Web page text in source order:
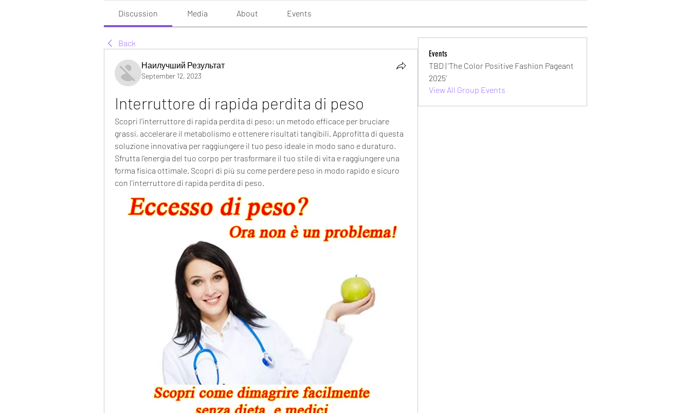
Discussion Media About Events
Back
Наилучший Результат
September 12, 2023
Interruttore di rapida perdita di peso
Scopri l'interruttore di rapida perdita di peso: un metodo efficace per bruciare
grassi, accelerare il metabolismo e ottenere risultati tangibili. Approfitta di questa
soluzione innovativa per raggiungere il tuo peso ideale in modo sano e duraturo.
Sfrutta l'energia del tuo corpo per trasformare il tuo stile di vita e raggiungere una
forma fisica ottimale. Scopri di più su come perdere peso in modo rapido e sicuro
con l'interruttore di rapida perdita di peso.
Events
TBD | 'The Color Positive Fashion Pageant
2025'
View All Group Events